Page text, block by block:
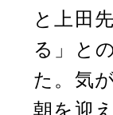
と上田
る」と
た。気
朝を迎